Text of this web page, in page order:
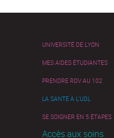
UNIVERSITÉ DE LYON
MES AIDES ÉTUDIANTES
PRENDRE RDV AU 102
LA SANTÉ À L'UDL
SE SOIGNER EN 5 ÉTAPES
Accès aux soins